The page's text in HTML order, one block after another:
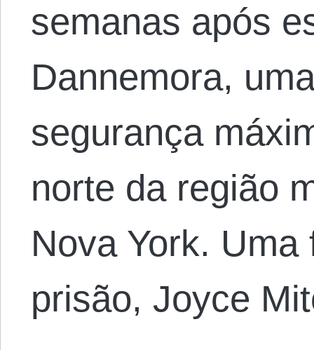
semanas após
Dannemora,
segurança
norte da região
Nova York.
prisão, Joyce